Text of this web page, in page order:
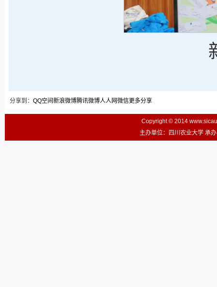
分享到： QQ空间 新浪微博腾讯微博人人网微信更多分享
Copyright © 2014
主办单位：四川农业大学 承